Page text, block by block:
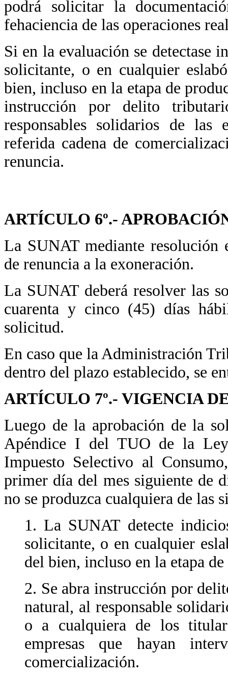
podrá solicitar la
fehaciencia de las operaciones
Si en la evaluación se detectase
solicitante, o en cualquier
bien, incluso en la etapa de
instrucción por delito
responsables solidarios de las
referida cadena de
renuncia.
ARTÍCULO 6º.-
La SUNAT mediante resolución
de renuncia a la exoneración.
La SUNAT deberá resolver las
cuarenta y cinco (45) días
solicitud.
En caso que la Administración
dentro del plazo establecido, se
ARTÍCULO 7º.- VIGENCIA
Luego de la aprobación de la
Apéndice I del TUO de la
Impuesto Selectivo al
primer día del mes siguiente de
no se produzca cualquiera de las
1. La SUNAT detecte
solicitante, o en cualquier
del bien, incluso en la etapa
2. Se abra instrucción por
natural, al responsable
o a cualquiera de los
empresas que hayan
comercialización.